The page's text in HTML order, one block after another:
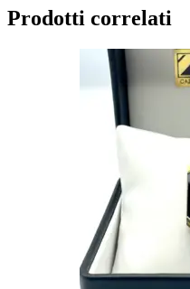
Prodotti correlati